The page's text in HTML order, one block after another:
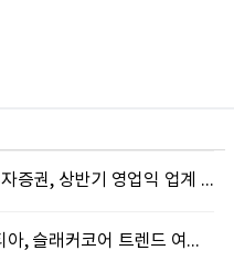
반년 만에 작년치 벌었다…한국투자증권, 상반기 영업익 업계 첫 2조 돌파
"휴양지부터 데일리까지"…마운티아, 슬래커코어 트렌드 여름 신제품 선봬